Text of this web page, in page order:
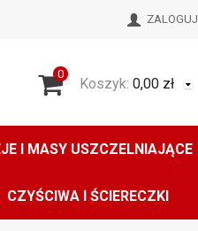
ZALOGUJ
0
Koszyk: 0,00 zł
I MASY USZCZELNIAJĄCE
CZYŚCIWA I ŚCIERECZKI